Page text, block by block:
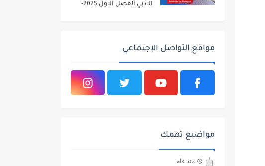
الادبي الفصل الاول 2025-
مواقع التواصل الإجتماعي
مواضيع تهمك
منذ عام